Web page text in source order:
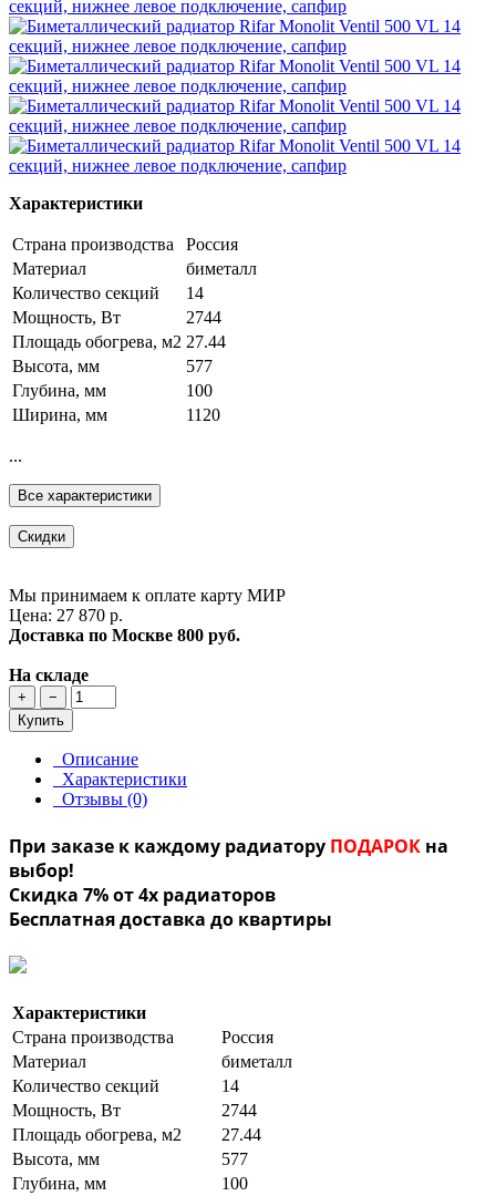
Характеристики
Страна производства
Россия
Материал
биметалл
Количество секций
14
Мощность, Вт
2744
Площадь обогрева, м2 27.44
Высота, мм
577
Глубина, мм
100
Ширина, мм
1120
...
Все характеристики
Скидки
Мы принимаем к оплате карту МИР
Цена: 27 870 р.
Доставка по Москве 800 руб.
На складе
+
−
Купить
Описание
Характеристики
Отзывы (0)
При заказе к каждому радиатору ПОДАРОК на
выбор!
Скидка 7% от 4х радиаторов
Бесплатная доставка до квартиры
Характеристики
Страна производства
Россия
Материал
биметалл
Количество секций
14
Мощность, Вт
2744
Площадь обогрева, м2
27.44
Высота, мм
577
Глубина, мм
100